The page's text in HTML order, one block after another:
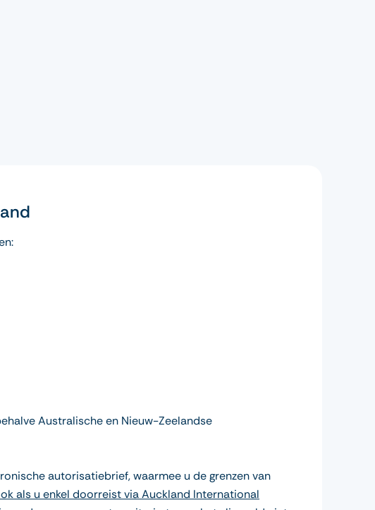
Australische en Nieuw-Zeelandse
autorisatiebrief, waarmee u de grenzen van
als u enkel doorreist via Auckland International